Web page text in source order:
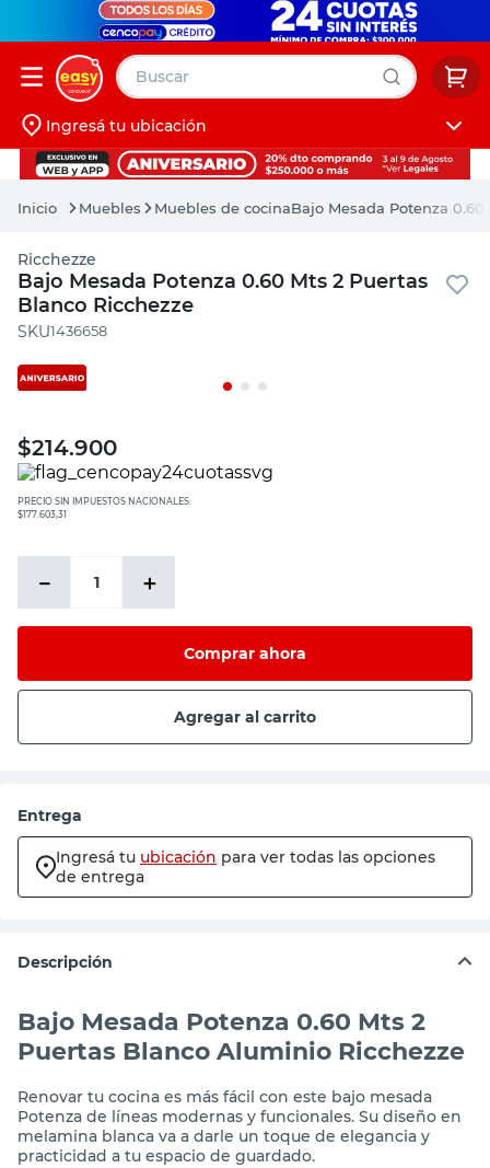
Buscar
Iniciá sesión
Ingresá tu ubicación
Muebles Muebles de cocinaBajo Mesada Potenza
Ricchezze
Bajo Mesada Potenza 0.60 Mts 2 Puertas
Blanco Ricchezze
:1436658
$214.900
PRECIO SIN IMPUESTOS NACIONALES:
$177.603,31
＋
－
Comprar ahora
Agregar al carrito
Entrega
Ingresá tu ubicación para ver todas las opciones
de entrega
Descripción
Bajo Mesada Potenza 0.60 Mts 2
Puertas Blanco Aluminio Ricchezze
Renovar tu cocina es más fácil con este bajo mesada
Potenza de líneas modernas y funcionales. Su diseño en
melamina blanca va a darle un toque de elegancia y
practicidad a tu espacio de guardado.
muebles
pintura
escritorio
puertas
placard